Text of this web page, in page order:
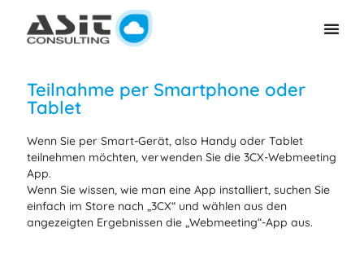
Teilnahme per Smartphone oder
Tablet
Wenn Sie per Smart-Gerät, also Handy oder Tablet
teilnehmen möchten, verwenden Sie die 3CX-Webmeeting
App.
Wenn Sie wissen, wie man eine App installiert, suchen Sie
einfach im Store nach „3CX“ und wählen aus den
angezeigten Ergebnissen die „Webmeeting“-App aus.